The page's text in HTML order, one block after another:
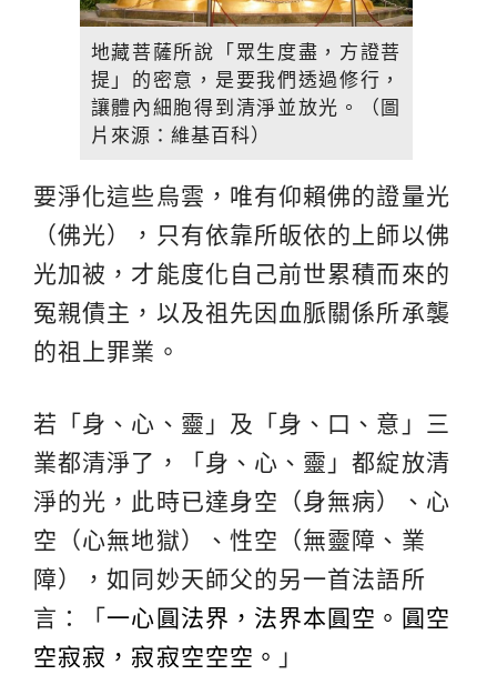
地藏菩薩所說「眾生度盡，方證菩
提」的密意，是要我們透過修行，
讓體內細胞得到清淨並放光。（圖
片來源：維基百科）
要淨化這些烏雲，唯有仰賴佛的證量光
（佛光），只有依靠所皈依的上師以佛
光加被，才能度化自己前世累積而來的
冤親債主，以及祖先因血脈關係所承襲
的祖上罪業。
若「身、心、靈」及「身、口、意」三
業都清淨了，「身、心、靈」都綻放清
淨的光，此時已達身空（身無病）、心
空（心無地獄）、性空（無靈障、業
障），如同妙天師父的另一首法語所
言：「 一心圓法界，法界本圓空。圓空
空寂寂，寂寂空空空。 」